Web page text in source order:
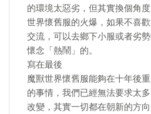
的環境太惡劣，但其實換個角
世界懷舊服的火爆，如果不喜
交流，可以去鄉下小服或者劣
懷念「熱鬧」的。
寫在最後
魔獸世界懷舊服能夠在十年後
的事情，我們已經無法要求太
改變，其實一切都在朝新的方